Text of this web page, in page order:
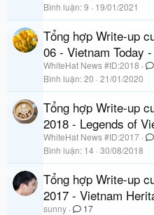
Bình luận 9 19/01/2021
Tổng hợp Write-up
06 - Vietnam Today
WhiteHat News #ID:2018
Bình luận 20 21/01/2020
Tổng hợp Write-up
2018 - Legends of
WhiteHat News #ID:2017
Bình luận 14 30/08/2018
Tổng hợp Write-up
2017 - Vietnam
sunny
17